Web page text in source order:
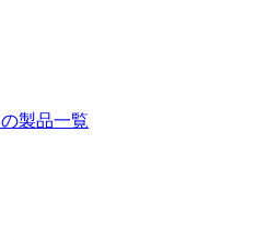
の製品一覧